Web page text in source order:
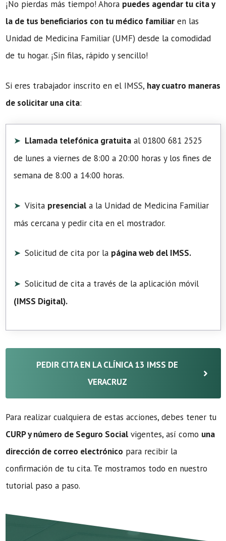
¡No pierdas más tiempo! Ahora puedes agendar tu cita y
la de tus beneficiarios con tu médico familiar en las
Unidad de Medicina Familiar (UMF) desde la comodidad
de tu hogar. ¡Sin filas, rápido y sencillo!
Si eres trabajador inscrito en el IMSS, hay cuatro maneras
de solicitar una cita:
Llamada telefónica gratuita al 01800 681 2525
de lunes a viernes de 8:00 a 20:00 horas y los fines de
semana de 8:00 a 14:00 horas.
Visita presencial a la Unidad de Medicina Familiar
más cercana y pedir cita en el mostrador.
Solicitud de cita por la página web del IMSS.
Solicitud de cita a través de la aplicación móvil
(IMSS Digital).
PEDIR CITA EN LA CLÍNICA 13 IMSS DE
VERACRUZ
Para realizar cualquiera de estas acciones, debes tener tu
CURP y número de Seguro Social vigentes, así como una
dirección de correo electrónico para recibir la
confirmación de tu cita. Te mostramos todo en nuestro
tutorial paso a paso.